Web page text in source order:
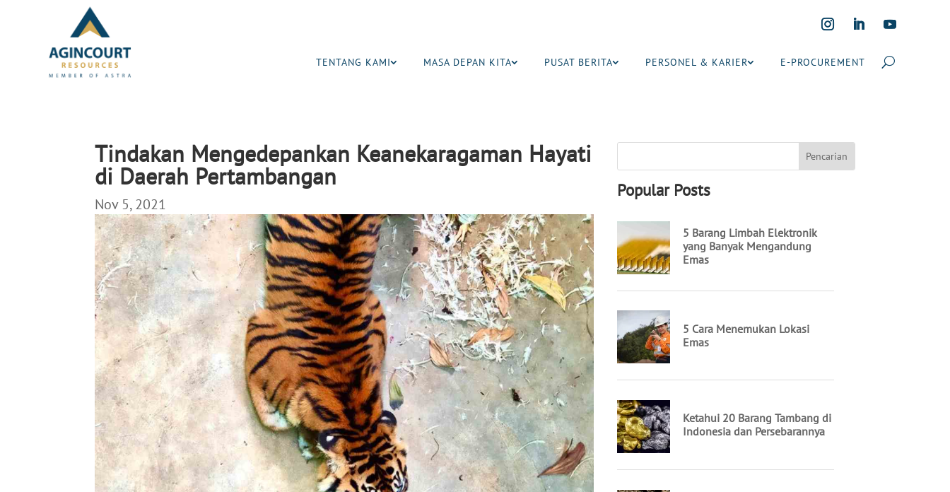
TENTANG KAMI MASA DEPAN KITA PUSAT BERITA PERSONEL & KARIER E-PROCUREMENT
Tindakan Mengedepankan Keanekaragaman Hayati
di Daerah Pertambangan
Nov 5, 2021
Popular Posts